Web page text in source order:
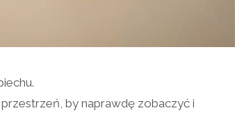
by naprawdę zobaczyć i